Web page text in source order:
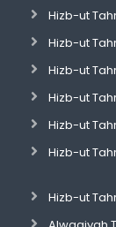
Hizb-ut
Hizb-ut
Hizb-ut
Hizb-ut
Hizb-ut
Hizb-ut
Hizb-ut